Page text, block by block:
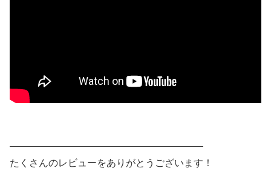
————————————————————
たくさんのレビューをありがとうございます！